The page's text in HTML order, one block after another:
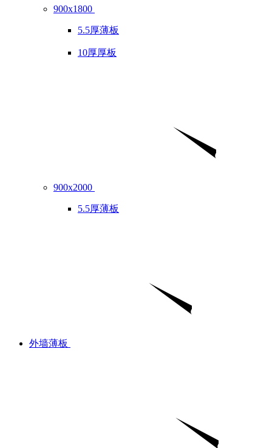
900x1800
5.5厚薄板
10厚厚板
900x2000
5.5厚薄板
外墙薄板